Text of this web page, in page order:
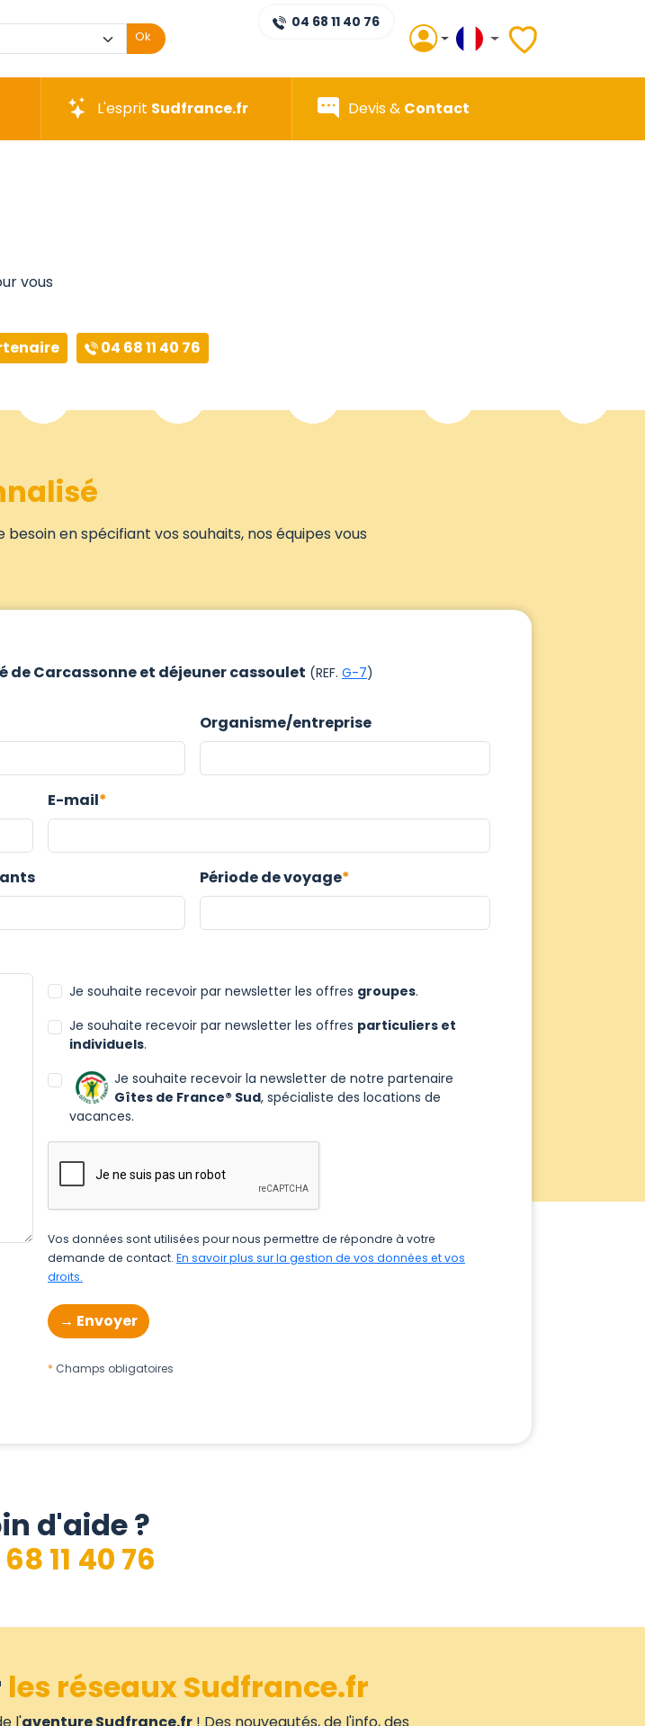
Ok
04 68 11 40 76
L'esprit Sudfrance.fr Devis & Contact
vous
04 68 11 40 76
en spécifiant vos souhaits, nos équipes vous
de Carcassonne et déjeuner cassoulet (REF. G-7)
Organisme/entreprise
E-mail
Période de voyage
Je souhaite recevoir par newsletter les offres groupes.
Je souhaite recevoir par newsletter les offres particuliers et
individuels.
Je souhaite recevoir la newsletter de notre partenaire
Gîtes de France® Sud, spécialiste des locations de
vacances.
Vos données sont utilisées pour nous permettre de répondre à votre
demande de contact. En savoir plus sur la gestion de vos données et vos
droits.
Champs obligatoires
d'aide ?
11 40 76
les réseaux Sudfrance.fr